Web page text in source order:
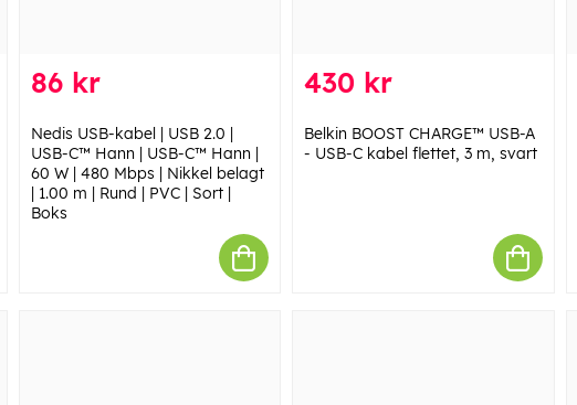
86 kr
Nedis USB-kabel | USB 2.0 |
USB-C™ Hann | USB-C™ Hann |
60 W | 480 Mbps | Nikkel belagt
| 1.00 m | Rund | PVC | Sort |
Boks
430 kr
Belkin BOOST CHARGE™ USB-A
- USB-C kabel flettet, 3 m, svart